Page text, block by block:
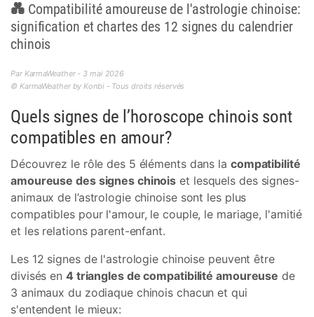
💑 Compatibilité amoureuse de l'astrologie chinoise:
signification et chartes des 12 signes du calendrier
chinois
Par KarmaWeather - 3 mai 2026
© KarmaWeather by Konbi - Tous droits réservés
Quels signes de l’horoscope chinois sont
compatibles en amour?
Découvrez le rôle des 5 éléments dans la compatibilité
amoureuse des signes chinois et lesquels des signes-
animaux de l’astrologie chinoise sont les plus
compatibles pour l'amour, le couple, le mariage, l'amitié
et les relations parent-enfant.
Les 12 signes de l'astrologie chinoise peuvent être
divisés en 4 triangles de compatibilité amoureuse de
3 animaux du zodiaque chinois chacun et qui
s'entendent le mieux: